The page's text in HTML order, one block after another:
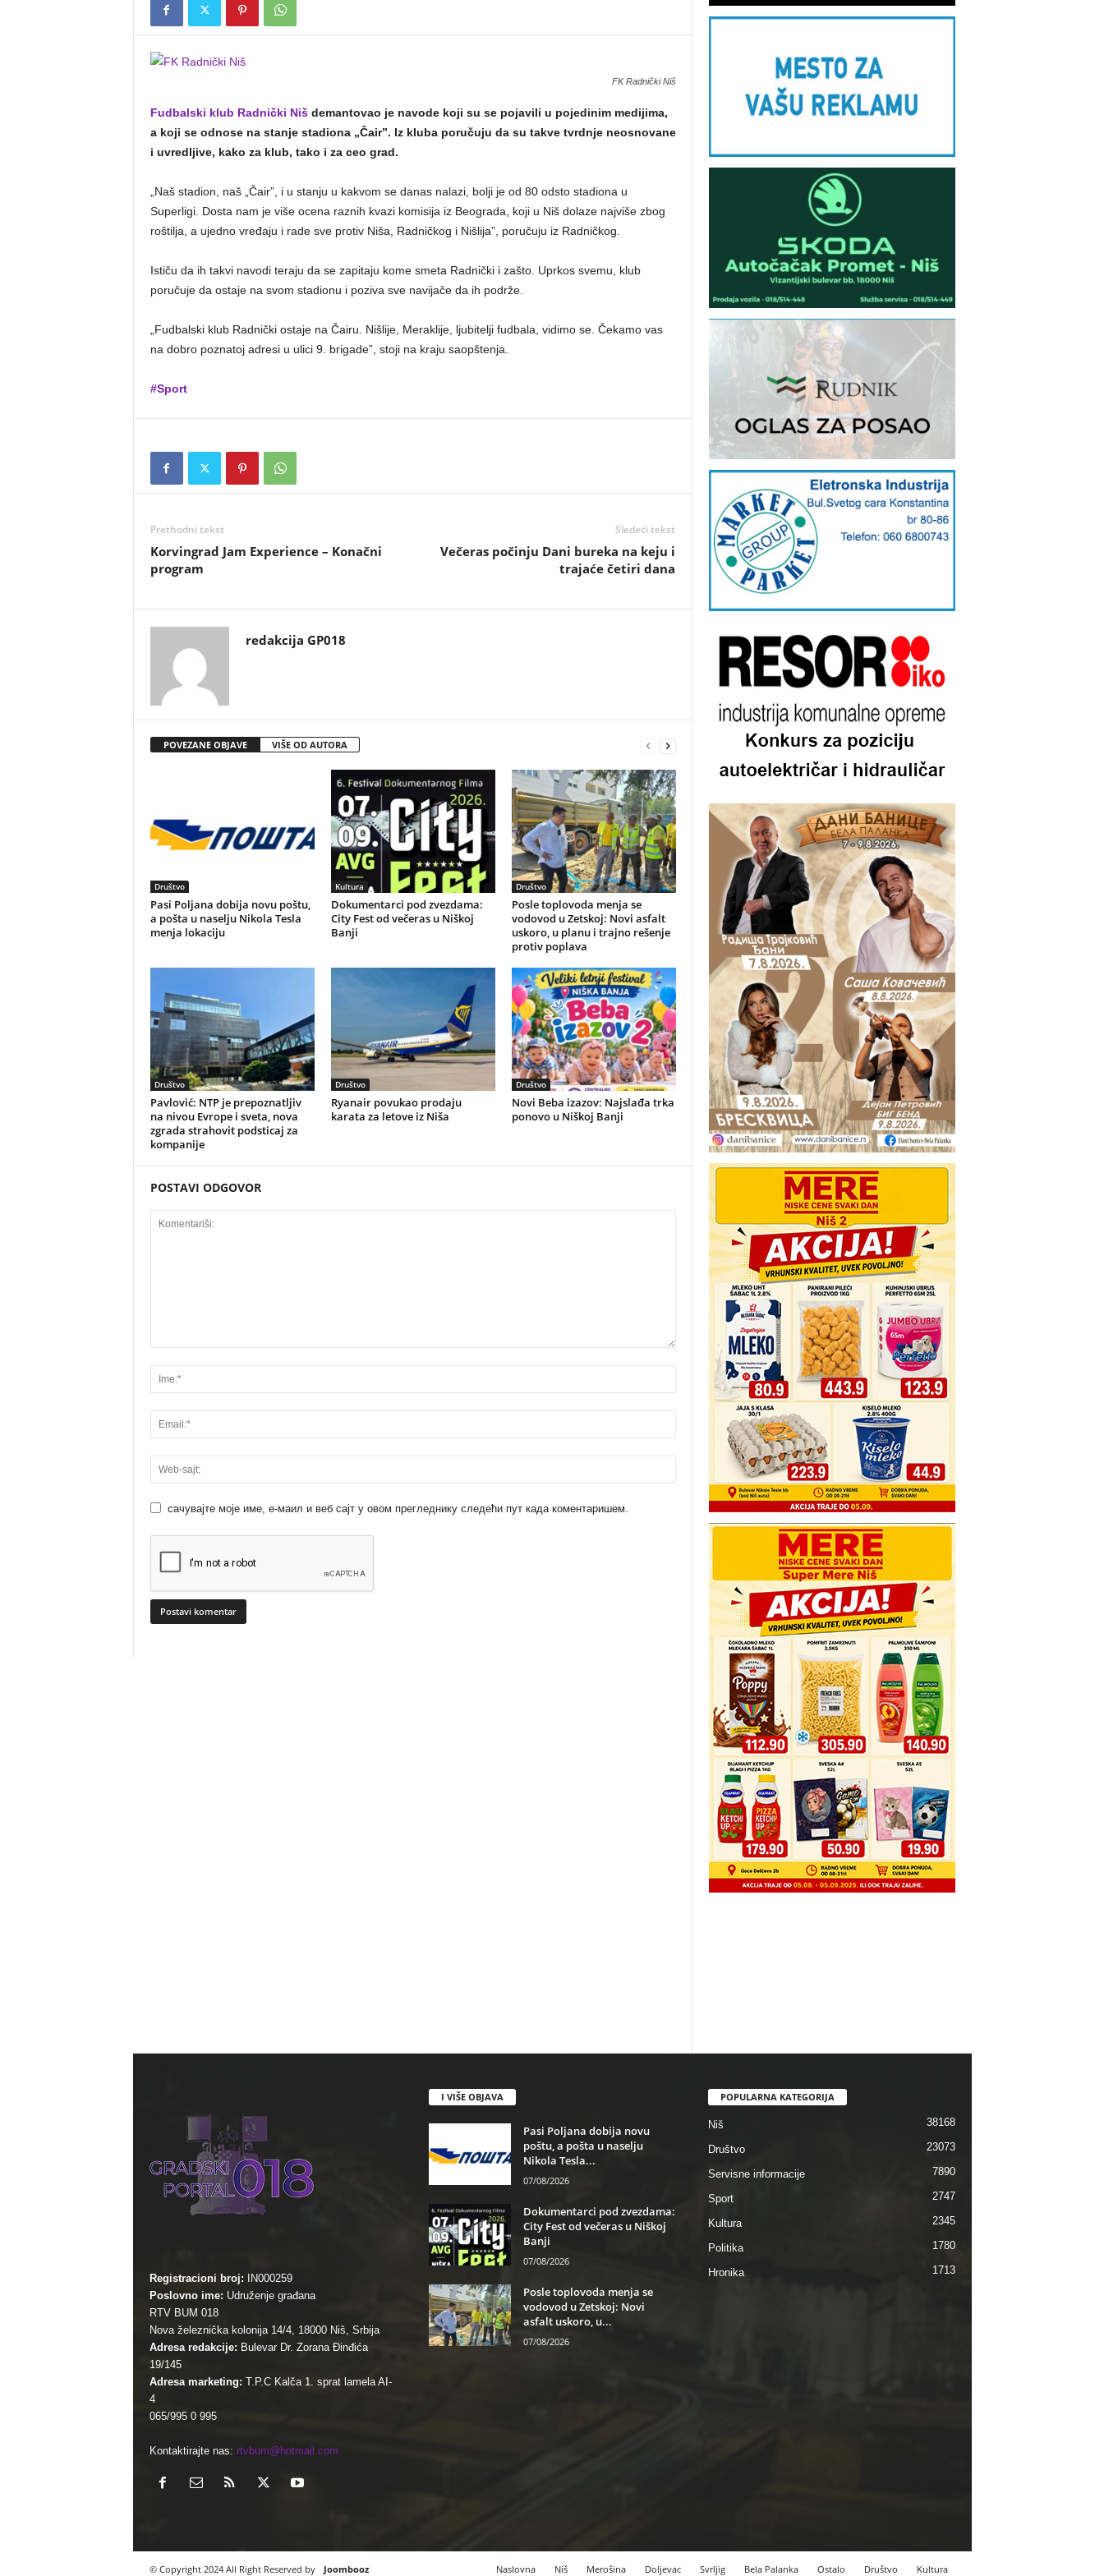
FK Radnički Niš
Fudbalski klub Radnički Nišdemantovao je navode koji su se pojavili u pojedinim medijima,
a koji se odnose na stanje stadiona „Čair”. Iz kluba poručuju da su takve tvrdnje neosnovane
i uvredljive, kako za klub, tako i za ceo grad.
„Naš stadion, naš „Čair”, i u stanju u kakvom se danas nalazi, bolji je od 80 odsto stadiona u
Superligi. Dosta nam je više ocena raznih kvazi komisija iz Beograda, koji u Niš dolaze najviše zbog
roštilja, a ujedno vređaju i rade sve protiv Niša, Radničkog i Nišlija”, poručuju iz Radničkog.
Ističu da ih takvi navodi teraju da se zapitaju kome smeta Radnički i zašto. Uprkos svemu, klub
poručuje da ostaje na svom stadionu i poziva sve navijače da ih podrže.
„Fudbalski klub Radnički ostaje na Čairu. Nišlije, Meraklije, ljubitelji fudbala, vidimo se. Čekamo vas
na dobro poznatoj adresi u ulici 9. brigade”, stoji na kraju saopštenja.
#Sport
Prethodni tekst
Korvingrad Jam Experience – Konačni
program
Sledeći tekst
Večeras počinju Dani bureka na keju i
trajaće četiri dana
redakcija GP018
POVEZANE OBJAVE VIŠE OD AUTORA
Društvo
Pasi Poljana dobija novu poštu,
a pošta u naselju Nikola Tesla
menja lokaciju
Kultura
Dokumentarci pod zvezdama:
City Fest od večeras u Niškoj
Banji
Društvo
Posle toplovoda menja se
vodovod u Zetskoj: Novi asfalt
uskoro, u planu i trajno rešenje
protiv poplava
Društvo
Pavlović: NTP je prepoznatljiv
na nivou Evrope i sveta, nova
zgrada strahovit podsticaj za
kompanije
Društvo
Ryanair povukao prodaju
karata za letove iz Niša
Društvo
Novi Beba izazov: Najslađa trka
ponovo u Niškoj Banji
POSTAVI ODGOVOR
сачувајте моје име, е-маил и веб сајт у овом прегледнику следећи пут када коментаришем.
Registracioni broj:
IN000259
Poslovno ime: Udruženje građana
RTV BUM 018
Nova železnička kolonija 14/4, 18000 Niš, Srbija
Adresa redakcije: Bulevar Dr. Zorana Đinđića
19/145
Adresa marketing: T.P.C Kalča 1. sprat lamela AI-
4
065/995 0 995
Kontaktirajte nas: rtvbum@hotmail.com
I VIŠE OBJAVA
Pasi Poljana dobija novu
poštu, a pošta u naselju
Nikola Tesla...
07/08/2026
Dokumentarci pod zvezdama:
City Fest od večeras u Niškoj
Banji
07/08/2026
Posle toplovoda menja se
vodovod u Zetskoj: Novi
asfalt uskoro, u...
07/08/2026
POPULARNA KATEGORIJA
Niš 38168
Društvo 23073
Servisne informacije 7890
Sport 2747
Kultura 2345
Politika 1780
Hronika 1713
Naslovna Niš Merošina Doljevac Svrljig Bela Palanka Ostalo Društvo Kultura
© Copyright 2024 All Right Reserved by Joombooz